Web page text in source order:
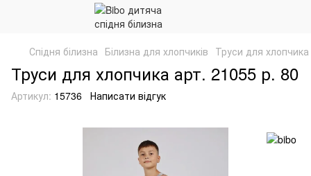
Спідня білизна Білизна для хлопчиків Труси для
Труси для хлопчика арт. 21055 р. 80
Артикул: 15736 Написати відгук